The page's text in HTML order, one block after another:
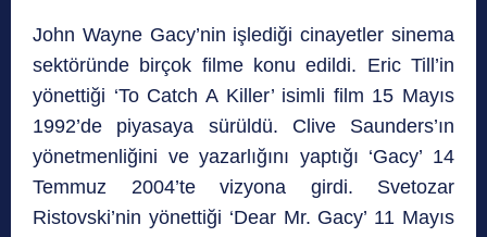
John Wayne Gacy’nin işlediği cinayetler sinema
sektöründe birçok filme konu edildi. Eric Till’in
yönettiği ‘To Catch A Killer’ isimli film 15 Mayıs
1992’de piyasaya sürüldü. Clive Saunders’ın
yönetmenliğini ve yazarlığını yaptığı ‘Gacy’ 14
Temmuz 2004’te vizyona girdi. Svetozar
Ristovski’nin yönettiği ‘Dear Mr. Gacy’ 11 Mayıs